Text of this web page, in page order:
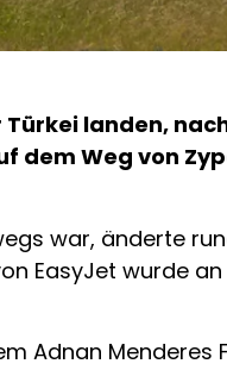
landen,
dem Weg von
war, änderte
EasyJet wurde an
Adnan Menderes